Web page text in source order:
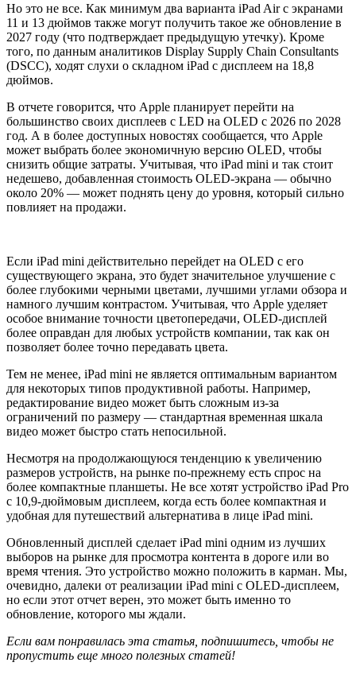
Но это не все. Как минимум два варианта iPad Air с экранами
11 и 13 дюймов также могут получить такое же обновление в
2027 году (что подтверждает предыдущую утечку). Кроме
того, по данным аналитиков Display Supply Chain Consultants
(DSCC), ходят слухи о складном iPad с дисплеем на 18,8
дюймов.
В отчете говорится, что Apple планирует перейти на
большинство своих дисплеев с LED на OLED с 2026 по 2028
год. А в более доступных новостях сообщается, что Apple
может выбрать более экономичную версию OLED, чтобы
снизить общие затраты. Учитывая, что iPad mini и так стоит
недешево, добавленная стоимость OLED-экрана — обычно
около 20% — может поднять цену до уровня, который сильно
повлияет на продажи.
Если iPad mini действительно перейдет на OLED с его
существующего экрана, это будет значительное улучшение с
более глубокими черными цветами, лучшими углами обзора и
намного лучшим контрастом. Учитывая, что Apple уделяет
особое внимание точности цветопередачи, OLED-дисплей
более оправдан для любых устройств компании, так как он
позволяет более точно передавать цвета.
Тем не менее, iPad mini не является оптимальным вариантом
для некоторых типов продуктивной работы. Например,
редактирование видео может быть сложным из-за
ограничений по размеру — стандартная временная шкала
видео может быстро стать непосильной.
Несмотря на продолжающуюся тенденцию к увеличению
размеров устройств, на рынке по-прежнему есть спрос на
более компактные планшеты. Не все хотят устройство iPad Pro
с 10,9-дюймовым дисплеем, когда есть более компактная и
удобная для путешествий альтернатива в лице iPad mini.
Обновленный дисплей сделает iPad mini одним из лучших
выборов на рынке для просмотра контента в дороге или во
время чтения. Это устройство можно положить в карман. Мы,
очевидно, далеки от реализации iPad mini с OLED-дисплеем,
но если этот отчет верен, это может быть именно то
обновление, которого мы ждали.
Если вам понравилась эта статья, подпишитесь, чтобы не
пропустить еще много полезных статей!